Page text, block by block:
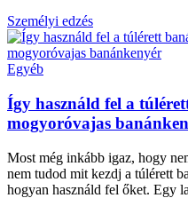
Személyi edzés
Egyéb
Így használd fel a
mogyoróvajas
Most még inkább igaz, hogy
nem tudod mit kezdj a túlérett
hogyan használd fel őket. Egy